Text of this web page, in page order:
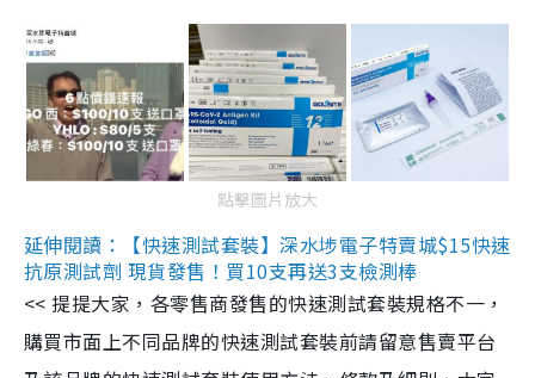
點擊圖片放大
延伸閱讀：【快速測試套裝】深水埗電子特賣城$15快速
抗原測試劑 現貨發售！買10支再送3支檢測棒
<< 提提大家，各零售商發售的快速測試套裝規格不一，
購買市面上不同品牌的快速測試套裝前請留意售賣平台